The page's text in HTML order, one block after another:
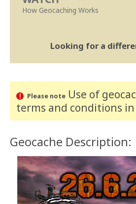
How Geocaching Works
Looking for a
Please noteUse of
terms and conditions
Geocache Description: